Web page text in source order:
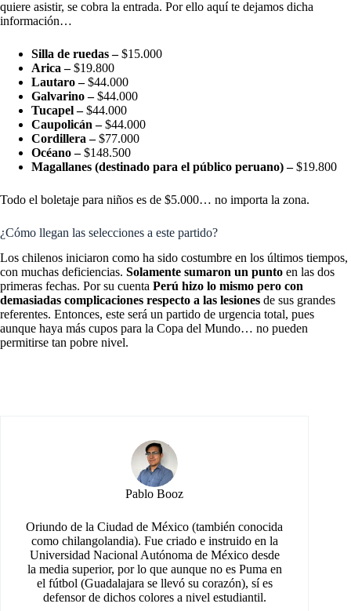
quiere asistir, se cobra la entrada. Por ello aquí te dejamos dicha
información…
Silla de ruedas –$15.000
Arica –$19.800
Lautaro –$44.000
Galvarino –$44.000
Tucapel –$44.000
Caupolicán –$44.000
Cordillera –$77.000
Océano –$148.500
Magallanes (destinado para el público peruano) –$19.800
Todo el boletaje para niños es de $5.000… no importa la zona.
¿Cómo llegan las selecciones a este partido?
Los chilenos iniciaron como ha sido costumbre en los últimos tiempos,
con muchas deficiencias. Solamente sumaron un punto en las dos
primeras fechas. Por su cuenta Perú hizo lo mismo pero con
demasiadas complicaciones respecto a las lesiones de sus grandes
referentes. Entonces, este será un partido de urgencia total, pues
aunque haya más cupos para la Copa del Mundo… no pueden
permitirse tan pobre nivel.
Pablo Booz
Oriundo de la Ciudad de México (también conocida
como chilangolandia). Fue criado e instruido en la
Universidad Nacional Autónoma de México desde
la media superior, por lo que aunque no es Puma en
el fútbol (Guadalajara se llevó su corazón), sí es
defensor de dichos colores a nivel estudiantil.